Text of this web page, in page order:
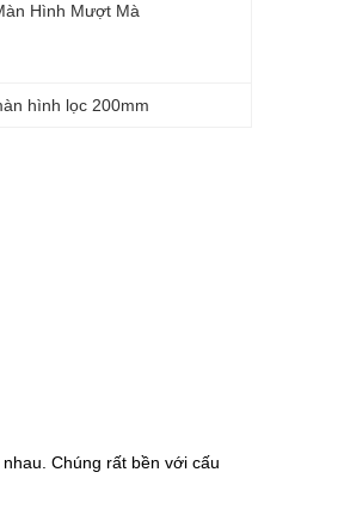
Hình Mượt Mà
hình lọc 200mm
Chúng rất bền với cấu